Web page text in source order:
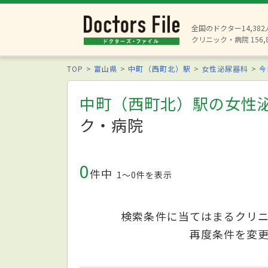
全国のドクター14,382
クリニック・病院
TOP 富山県 中町（西町北）駅 女性泌尿器科
中町（西町北）駅の女性
ク・病院
0件中 1〜0件を表示
検索条件に当てはまるクリ
再度条件を変